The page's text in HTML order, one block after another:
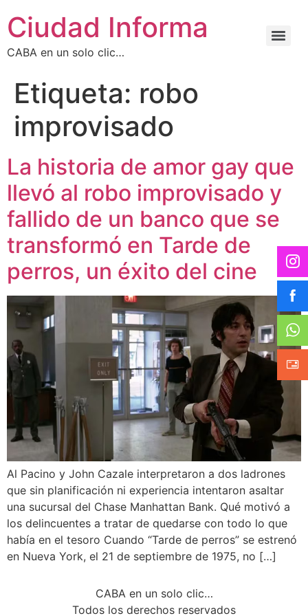
Ciudad Informa
CABA en un solo clic…
Etiqueta: robo
improvisado
La historia de amor gay que
llevó al robo improvisado y
fallido de un banco que se
transformó en Tarde de
perros, un éxito del cine
Al Pacino y John Cazale interpretaron a dos ladrones
que sin planificación ni experiencia intentaron asaltar
una sucursal del Chase Manhattan Bank. Qué motivó a
los delincuentes a tratar de quedarse con todo lo que
había en el tesoro Cuando “Tarde de perros” se estrenó
en Nueva York, el 21 de septiembre de 1975, no […]
CABA en un solo clic…
Todos los derechos reservados